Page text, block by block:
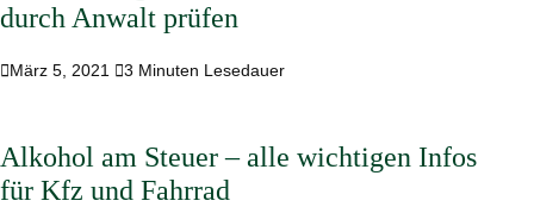
durch Anwalt prüfen
 März 5, 2021 3 Minuten Lesedauer
Alkohol am Steuer – alle wichtigen Infos
für Kfz und Fahrrad